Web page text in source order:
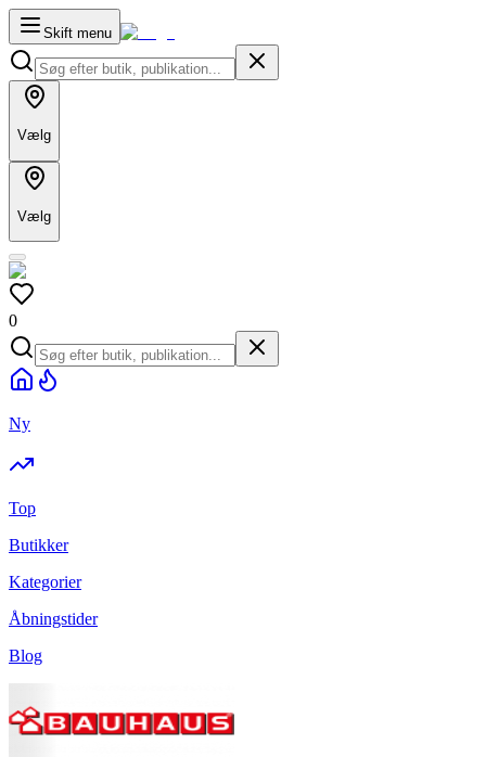
Skift menu
Vælg
Vælg
0
Ny
Top
Butikker
Kategorier
Åbningstider
Blog